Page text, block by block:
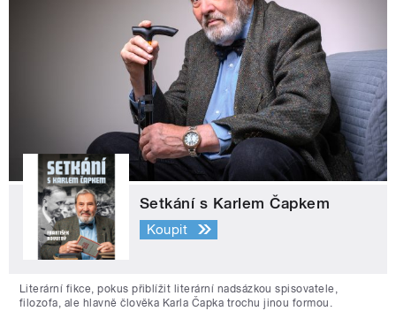
Setkání s Karlem Čapkem
Koupit
Literární fikce, pokus přiblížit literární nadsázkou spisovatele,
filozofa, ale hlavně člověka Karla Čapka trochu jinou formou.